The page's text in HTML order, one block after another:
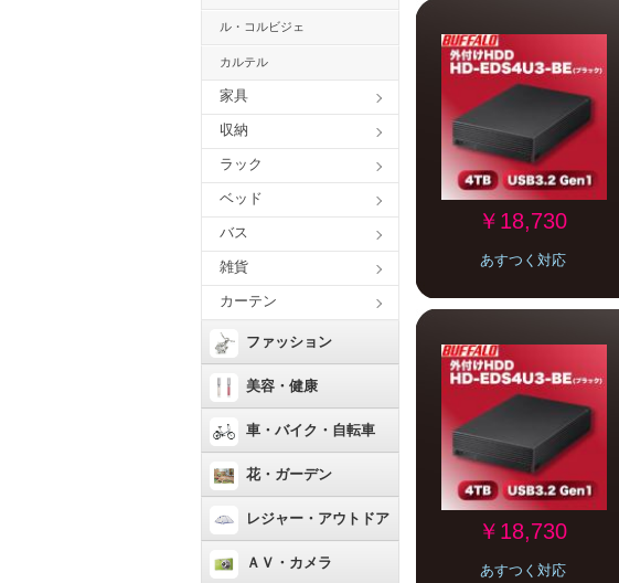
ル・コルビジェ
カルテル
家具
収納
ラック
ベッド
バス
雑貨
カーテン
ファッション
美容・健康
車・バイク・自転車
花・ガーデン
レジャー・アウトドア
ＡＶ・カメラ
￥18,730
あすつく対応
￥18,730
あすつく対応